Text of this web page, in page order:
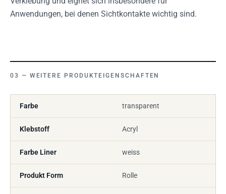
Anwendungen, bei denen Sichtkontakte wichtig sind.
WEITERE PRODUKTEIGENSCHAFTEN
Farbe transparent
Klebstoff Acryl
Farbe Liner weiss
Produkt Form Rolle